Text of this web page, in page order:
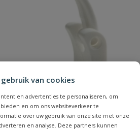
van cookies
en advertenties te personaliseren, om
en om ons websiteverkeer te
over uw gebruik van onze site met onze
en analyse. Deze partners kunnen